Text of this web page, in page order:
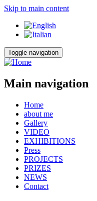
Skip to main content
Toggle navigation
Main navigation
Home
about me
Gallery
VIDEO
EXHIBITIONS
Press
PROJECTS
PRIZES
NEWS
Contact